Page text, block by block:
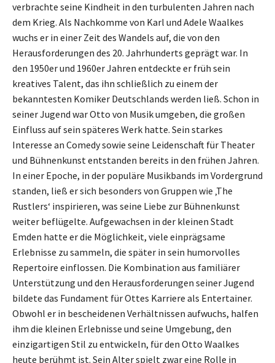
verbrachte seine Kindheit in den turbulenten Jahren nach
dem Krieg. Als Nachkomme von Karl und Adele Waalkes
wuchs er in einer Zeit des Wandels auf, die von den
Herausforderungen des 20. Jahrhunderts geprägt war. In
den 1950er und 1960er Jahren entdeckte er früh sein
kreatives Talent, das ihn schließlich zu einem der
bekanntesten Komiker Deutschlands werden ließ. Schon in
seiner Jugend war Otto von Musik umgeben, die großen
Einfluss auf sein späteres Werk hatte. Sein starkes
Interesse an Comedy sowie seine Leidenschaft für Theater
und Bühnenkunst entstanden bereits in den frühen Jahren.
In einer Epoche, in der populäre Musikbands im Vordergrund
standen, ließ er sich besonders von Gruppen wie ‚The
Rustlers‘ inspirieren, was seine Liebe zur Bühnenkunst
weiter beflügelte. Aufgewachsen in der kleinen Stadt
Emden hatte er die Möglichkeit, viele einprägsame
Erlebnisse zu sammeln, die später in sein humorvolles
Repertoire einflossen. Die Kombination aus familiärer
Unterstützung und den Herausforderungen seiner Jugend
bildete das Fundament für Ottes Karriere als Entertainer.
Obwohl er in bescheidenen Verhältnissen aufwuchs, halfen
ihm die kleinen Erlebnisse und seine Umgebung, den
einzigartigen Stil zu entwickeln, für den Otto Waalkes
heute berühmt ist. Sein Alter spielt zwar eine Rolle in